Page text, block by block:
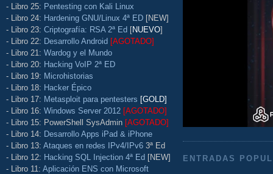
- Libro 25: Pentesting con Kali Linux
- Libro 24: Hardening GNU/Linux 4ª ED [NEW]
- Libro 23: Criptografía: RSA 2ª Ed [NUEVO]
- Libro 22: Desarrollo Android [AGOTADO]
- Libro 21: Wardog y el Mundo
- Libro 20: Hacking VoIP 2ª ED
- Libro 19: Microhistorias
- Libro 18: Hacker Épico
- Libro 17: Metasploit para pentesters [GOLD]
- Libro 16: Windows Server 2012 [AGOTADO]
- Libro 15: PowerShell SysAdmin [AGOTADO]
- Libro 14: Desarrollo Apps iPad & iPhone
- Libro 13: Ataques en redes IPv4/IPv6 3ª Ed
- Libro 12: Hacking SQL Injection 4ª Ed [NEW]
- Libro 11: Aplicación ENS con Microsoft
ENTRADAS